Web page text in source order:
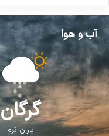
آب و هوا
گرگان
باران نرم